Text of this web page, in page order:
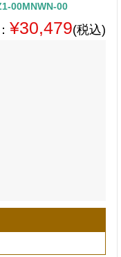
00MNWN-00
¥30,479(税込)